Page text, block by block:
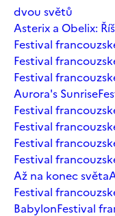
dvou světů
Asterix a Obelix:
Festival
Festival
Festival
Aurora's Sunrise
Festival
Festival
Festival
Festival
Až na konec světa
Festival
BabylonFestival